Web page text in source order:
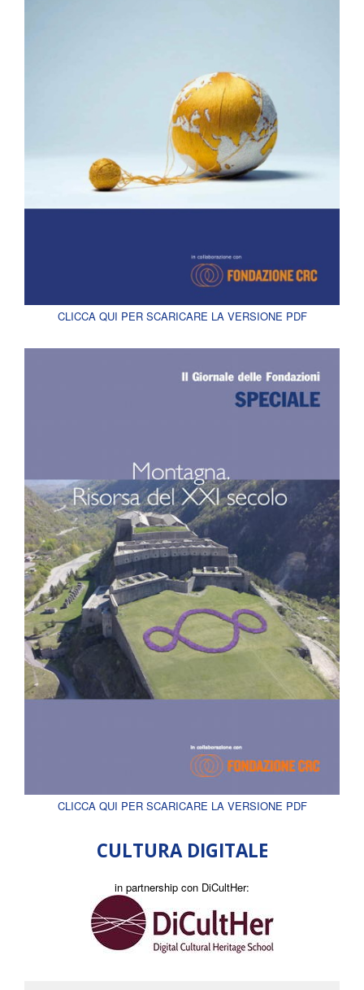
CLICCA QUI PER SCARICARE LA VERSIONE PDF
CLICCA QUI PER SCARICARE LA VERSIONE PDF
CULTURA DIGITALE
in partnership con DiCultHer: